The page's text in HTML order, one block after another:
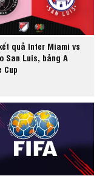
quả Inter Miami vs
San Luis, bảng A
Cup